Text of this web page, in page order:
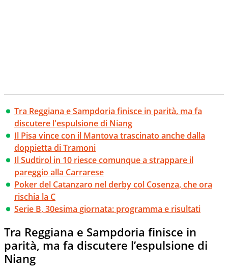
Tra Reggiana e Sampdoria finisce in parità, ma fa
discutere l'espulsione di Niang
Il Pisa vince con il Mantova trascinato anche dalla
doppietta di Tramoni
Il Sudtirol in 10 riesce comunque a strappare il
pareggio alla Carrarese
Poker del Catanzaro nel derby col Cosenza, che ora
rischia la C
Serie B, 30esima giornata: programma e risultati
Tra Reggiana e Sampdoria finisce in
parità, ma fa discutere l’espulsione di
Niang